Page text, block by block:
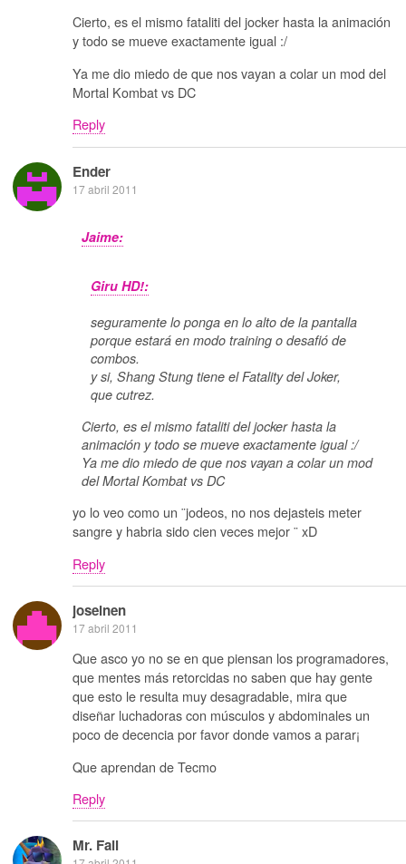
Cierto, es el mismo fataliti del jocker hasta la animación
y todo se mueve exactamente igual :/
Ya me dio miedo de que nos vayan a colar un mod del
Mortal Kombat vs DC
Reply
Ender
17 abril 2011
Jaime:
Giru HD!:
seguramente lo ponga en lo alto de la pantalla
porque estará en modo training o desafió de
combos.
y si, Shang Stung tiene el Fatality del Joker,
que cutrez.
Cierto, es el mismo fataliti del jocker hasta la
animación y todo se mueve exactamente igual :/
Ya me dio miedo de que nos vayan a colar un mod
del Mortal Kombat vs DC
yo lo veo como un ¨jodeos, no nos dejasteis meter
sangre y habria sido cien veces mejor ¨ xD
Reply
joseinen
17 abril 2011
Que asco yo no se en que piensan los programadores,
que mentes más retorcidas no saben que hay gente
que esto le resulta muy desagradable, mira que
diseñar luchadoras con músculos y abdominales un
poco de decencia por favor donde vamos a parar¡
Que aprendan de Tecmo
Reply
Mr. Fail